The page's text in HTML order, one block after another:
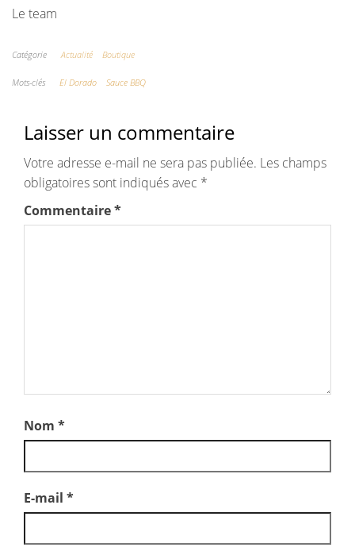
Le team
Catégorie Actualité Boutique
Mots-clés El Dorado Sauce BBQ
Laisser un commentaire
Votre adresse e-mail ne sera pas publiée. Les champs
obligatoires sont indiqués avec *
Commentaire*
Nom *
E-mail *